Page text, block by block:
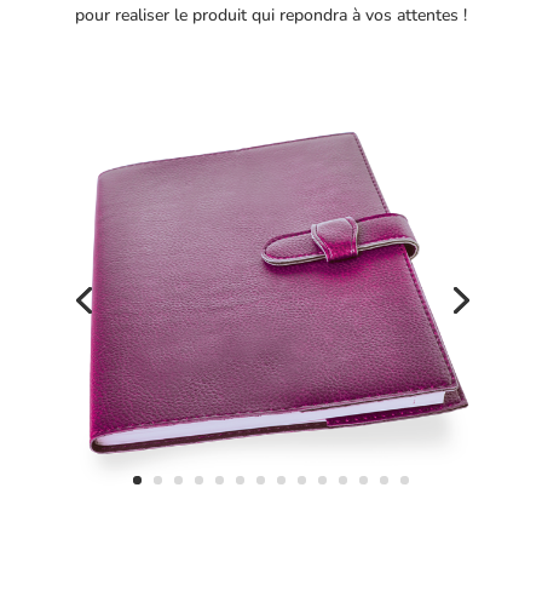
pour realiser le produit qui repondra à vos attentes !